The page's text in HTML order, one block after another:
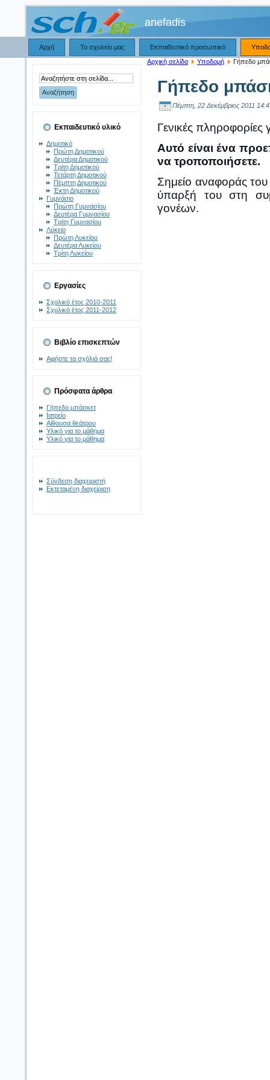
anefadis
Αρχή Το σχολείο μας Εκπαιδευτικό προσωπικό
Εκπαιδευτικό υλικό
Δημοτικό
Πρώτη Δημοτικού
Δευτέρα Δημοτικού
Τρίτη Δημοτικού
Τετάρτη Δημοτικού
Πέμπτη Δημοτικού
Έκτη Δημοτικού
Γυμνάσιο
Πρώτη Γυμνασίου
Δευτέρα Γυμνασίου
Τρίτη Γυμνασίου
Λύκειο
Πρώτη Λυκείου
Δευτέρα Λυκείου
Τρίτη Λυκείου
Εργασίες
Σχολικό έτος 2010-2011
Σχολικό έτος 2011-2012
Βιβλίο επισκεπτών
Αφήστε τα σχόλιά σας!
Πρόσφατα άρθρα
Γήπεδο μπάσκετ
Ιατρείο
Αίθουσα θεάτρου
Υλικό για το μάθημα
Υλικό για το μάθημα
Σύνδεση διαχειριστή
Εκτεταμένη διαχείριση
Αρχική σελίδα Υποδομή Γήπεδο
Γήπεδο
Πέμπτη, 22 Δεκέμβριος 2011
Γενικές
Αυτό είναι ένα
να τροποποιήσετε.
Σημείο αναφοράς του
ύπαρξή του στη
γονέων.